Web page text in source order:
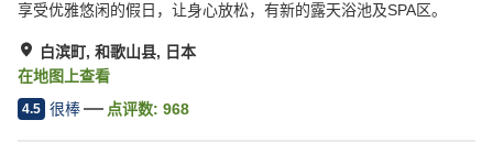
享受优雅悠闲的假日，让身心放松，有新的露天浴池及SPA区。
白滨町, 和歌山县, 日本
在地图上查看
4.5 很棒 点评数: 968